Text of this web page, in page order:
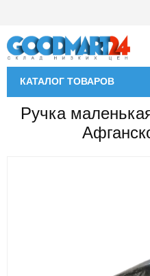
КАТАЛОГ ТОВАРОВ
Ручка